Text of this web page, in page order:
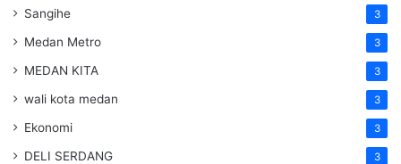
Sangihe 3
Medan Metro 3
MEDAN KITA 3
wali kota medan 3
Ekonomi 3
DELI SERDANG 3